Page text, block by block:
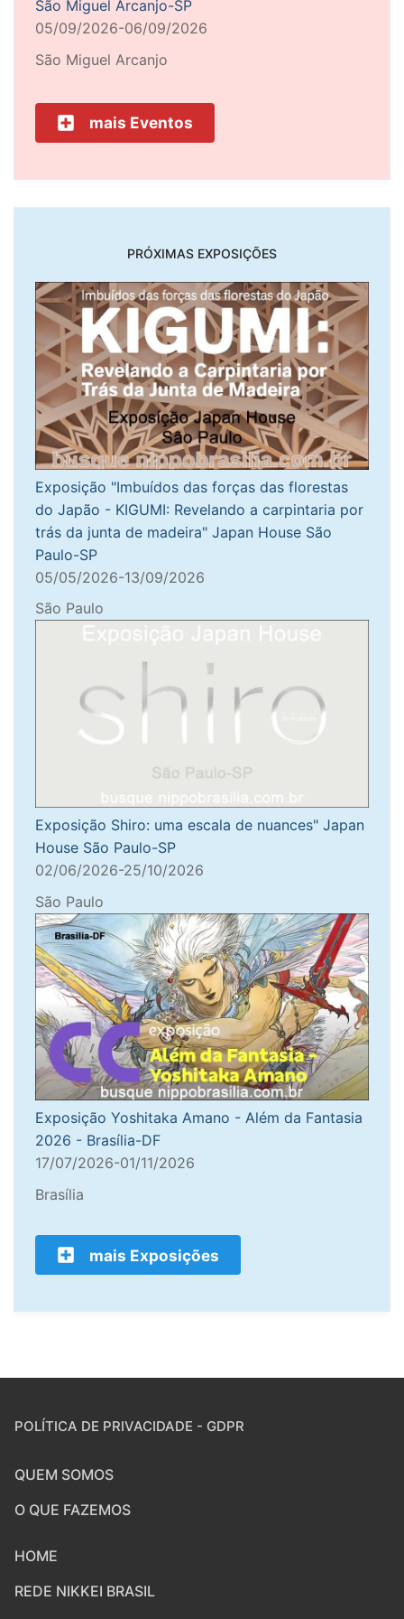
São Miguel Arcanjo-SP
05/09/2026-06/09/2026
São Miguel Arcanjo
mais Eventos
PRÓXIMAS EXPOSIÇÕES
Exposição "Imbuídos das forças das florestas
do Japão - KIGUMI: Revelando a carpintaria por
trás da junta de madeira" Japan House São
Paulo-SP
05/05/2026-13/09/2026
São Paulo
Exposição Shiro: uma escala de nuances" Japan
House São Paulo-SP
02/06/2026-25/10/2026
São Paulo
Exposição Yoshitaka Amano - Além da Fantasia
2026 - Brasília-DF
17/07/2026-01/11/2026
Brasília
mais Exposições
POLÍTICA DE PRIVACIDADE - GDPR
QUEM SOMOS
O QUE FAZEMOS
HOME
REDE NIKKEI BRASIL